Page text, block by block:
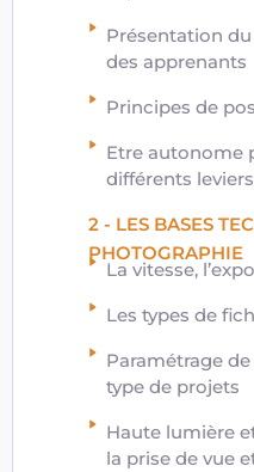
Présentation
des apprenants
Principes de
Etre autonome
différents
2 - LES BASES
PHOTOGRAPHIE
La vitesse,
Les types de
Paramétrage
type de projets
Haute lumière
la prise de vue